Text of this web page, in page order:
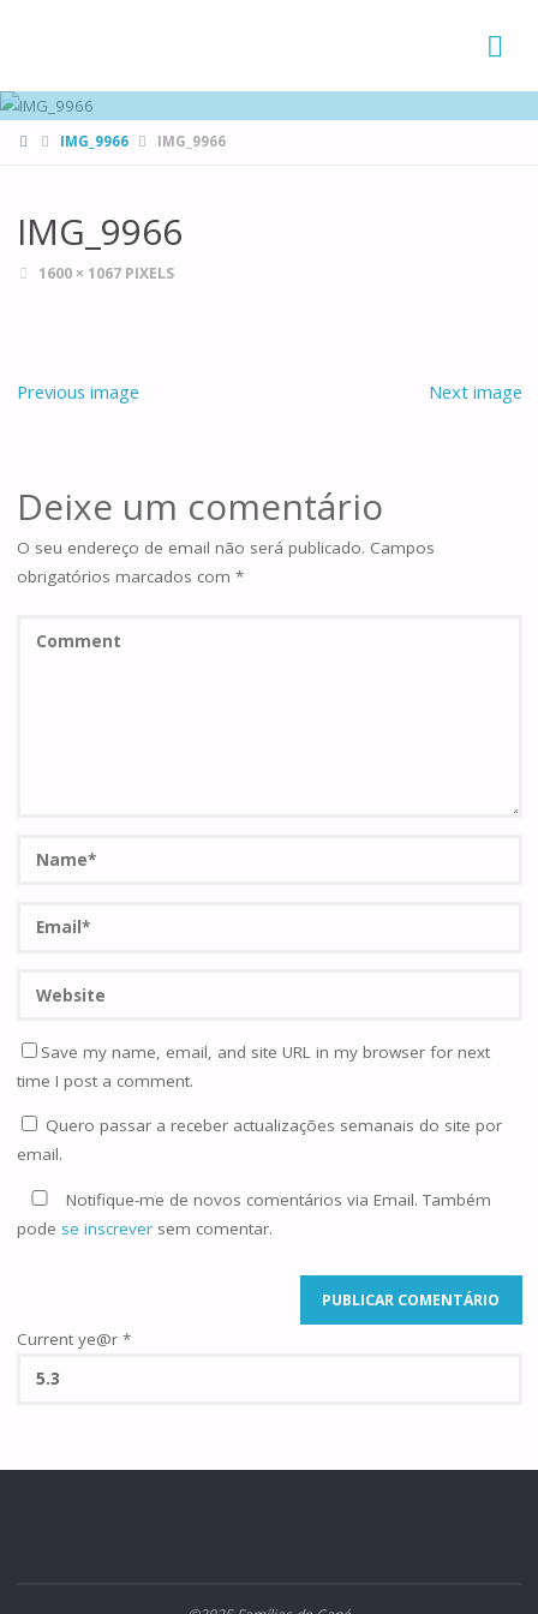
HOMEIMG_9966 IMG_9966
IMG_9966
FULL1600 × 1067 PIXELS
Previous image Next image
Deixe um comentário
O seu endereço de email não será publicado. Campos
obrigatórios marcados com *
Save my name, email, and site URL in my browser for next
time I post a comment.
Quero passar a receber actualizações semanais do site por
email.
Notifique-me de novos comentários via Email. Também
pode se inscreversem comentar.
Current ye@r *